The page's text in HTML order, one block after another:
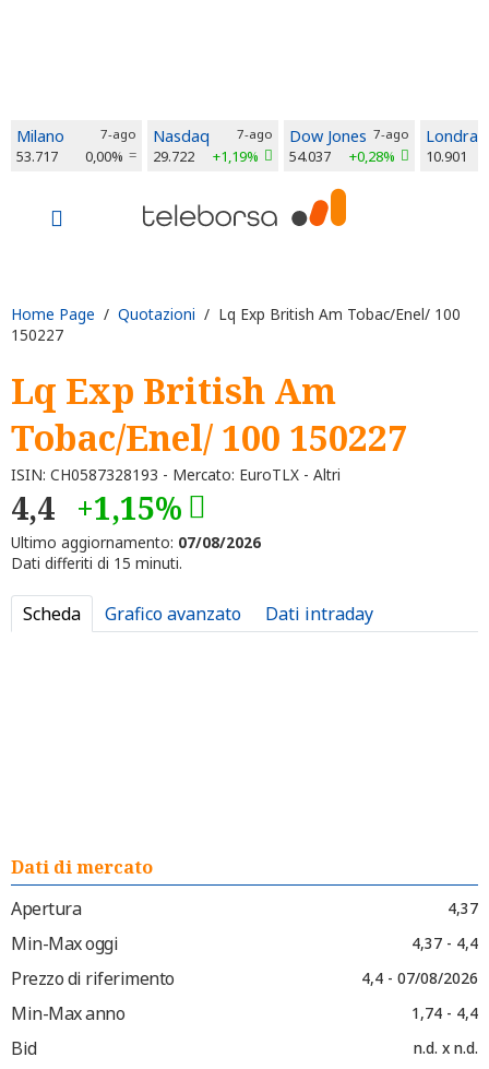
Milano 7-ago
53.717 0,00%
Nasdaq 7-ago
29.722 +1,19%
Dow Jones 7-ago
54.037 +0,28%
Londra
10.901
Home Page / Quotazioni / Lq Exp British Am Tobac/Enel/ 100
150227
Lq Exp British Am
Tobac/Enel/ 100 150227
ISIN: CH0587328193 - Mercato: EuroTLX - Altri
4,4 +1,15%
Ultimo aggiornamento: 07/08/2026
Dati differiti di 15 minuti.
Scheda Grafico avanzato Dati intraday
Dati di mercato
Apertura
4,37
Min-Max oggi 4,37 - 4,4
Prezzo di riferimento 4,4 - 07/08/2026
Min-Max anno 1,74 - 4,4
Bid n.d. x n.d.